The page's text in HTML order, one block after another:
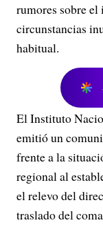
rumores sobre el
circunstancias
habitual.
El Instituto
emitió un
frente a la
regional al
el relevo del
traslado del